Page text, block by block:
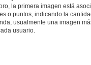
la primera imagen está
o puntos, indicando la
usualmente una imagen
usuario.